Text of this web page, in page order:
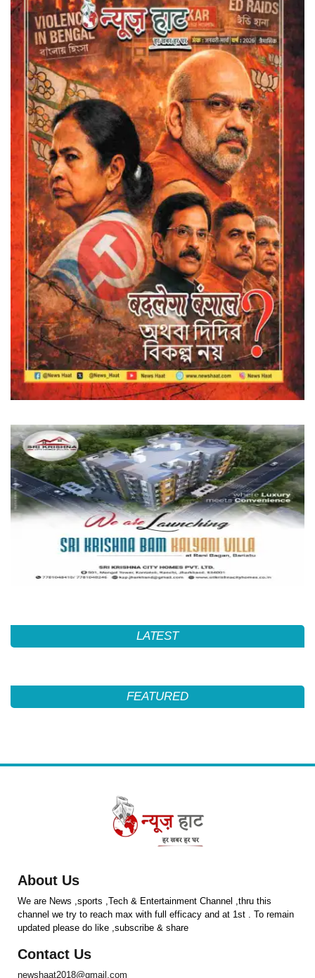
LATEST
FEATURED
About Us
We are News ,sports ,Tech & Entertainment Channel ,thru this
channel we try to reach max with full efficacy and at 1st . To remain
updated please do like ,subscribe & share
Contact Us
newshaat2018@gmail.com